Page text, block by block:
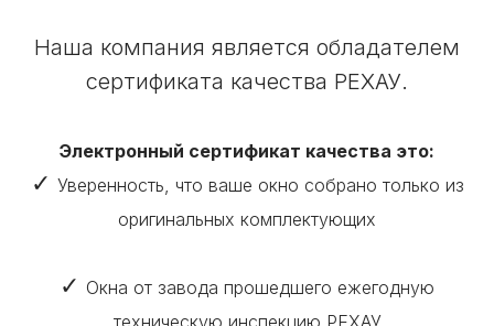
Наша компания является обладателем
сертификата качества РЕХАУ.
Электронный сертификат качества это:
✓ Уверенность, что ваше окно собрано только из
оригинальных комплектующих
✓ Окна от завода прошедшего ежегодную
техническую инспекцию РЕХАУ